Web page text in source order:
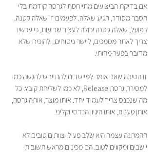
אם בדיקת הביצועים מתייחסת לגרסה קודמת בלי
הסבר מסודר, תגיע שאלה. לפעמים זו שאלה קטנה.
בפועל, שאלה קטנה יכולה לעצור שבועות, כי עכשיו
צריך לאתר מסמכים, ליישר ניסוחים, ולהוכיח שלא
מדובר בפער מהותי.
זו הסיבה שאני אומר למייסדים להתייחס להגשה כמו
למסירת גרסת Release, לא כמו לשליחת קובץ. כל
מה שנכנס צריך לעמוד יחד. אותו מוצר, אותה גרסה,
אותן טענות, אותו היגיון הנדסי וקליני.
ההמתנה עצמה היא שלב פעיל. צוותים טובים לא
יושבים ומקווים לטוב. הם מכינים מראש תשובות